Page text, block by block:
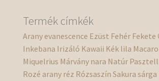
Termék címkék
Arany evanescence Ezüst Fehér Fekete
Inkebana Irizáló Kawaii Kék lila
Miquelrius Márvány nara Natúr Pasztell
Rozé arany réz Rózsaszín Sakura sárga